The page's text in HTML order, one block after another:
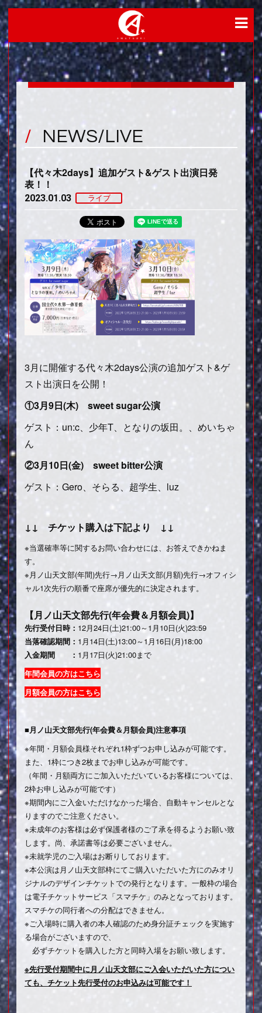
NEWS/LIVE
【代々木2days】追加ゲスト&ゲスト出演日発
表！！
2023.01.03 ライブ
3月に開催する代々木2days公演の追加ゲスト&ゲ
スト出演日を公開！
①3月9日(木) sweet sugar公演
ゲスト：un:c、少年T、となりの坂田。、めいちゃ
ん
②3月10日(金) sweet bitter公演
ゲスト：Gero、そらる、超学生、luz
↓↓ チケット購入は下記より ↓↓
※当選確率等に関するお問い合わせには、お答えできかねま
す。
※月ノ山天文部(年間)先行→月ノ山天文部(月額)先行→オフィシ
ャル1次先行の順番で座席が優先的に決定されます。
【月ノ山天文部先行(年会費＆月額会員)】
先行受付日時： 12月24日(土)21:00～1月10日(火)23:59
当落確認期間： 1月14日(土)13:00～1月16日(月)18:00
入金期間 ： 1月17日(火)21:00まで
年間会員の方はこちら
月額会員の方はこちら
■月ノ山天文部先行(年会費＆月額会員)注意事項
※年間・月額会員様それぞれ1枠ずつお申し込みが可能です。
また、1枠につき2枚までお申し込みが可能です。
（年間・月額両方にご加入いただいているお客様については、
2枠お申し込みが可能です）
※期間内にご入金いただけなかった場合、自動キャンセルとな
りますのでご注意ください。
※未成年のお客様は必ず保護者様のご了承を得るようお願い致
します。尚、承諾書等は必要ございません。
※未就学児のご入場はお断りしております。
※本公演は月ノ山天文部枠にてご購入いただいた方にのみオリ
ジナルのデザインチケットでの発行となります。一般枠の場合
は電子チケットサービス「スマチケ」のみとなっております。
スマチケの同行者への分配はできません。
※ご入場時に購入者の本人確認のため身分証チェックを実施す
る場合がございますので、
必ずチケットを購入した方と同時入場をお願い致します。
※先行受付期間中に月ノ山天文部にご入会いただいた方につい
ても、チケット先行受付のお申込みは可能です！